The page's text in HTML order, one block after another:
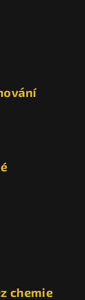
chemie